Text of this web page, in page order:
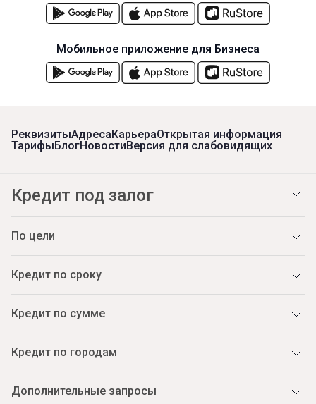
РеквизитыАдресаКарьераОткрытая информация
ТарифыБлогНовостиВерсия для слабовидящих
Кредит под залог
По цели
Кредит по сроку
Кредит по сумме
Кредит по городам
Дополнительные запросы
Мобильное приложение для Бизнеса